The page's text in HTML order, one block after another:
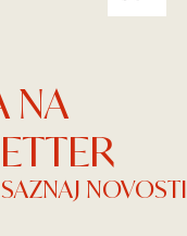
NA
NOVOSTI